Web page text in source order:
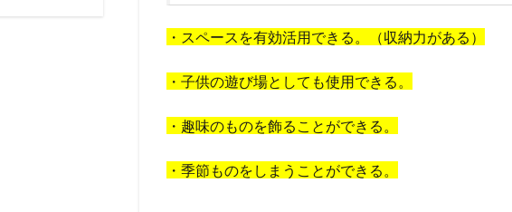
・スペースを有効活用できる。（収納力がある）
・子供の遊び場としても使用できる。
・趣味のものを飾ることができる。
・季節ものをしまうことができる。